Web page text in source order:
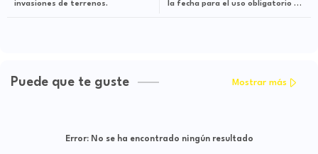
la fecha para el uso obligatorio de
invasiones de terrenos.
Puede que te guste Mostrar más
Error:No se ha encontrado ningún resultado